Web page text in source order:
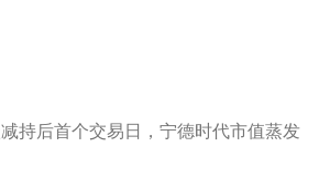
持后首个交易日，宁德时代市值蒸发